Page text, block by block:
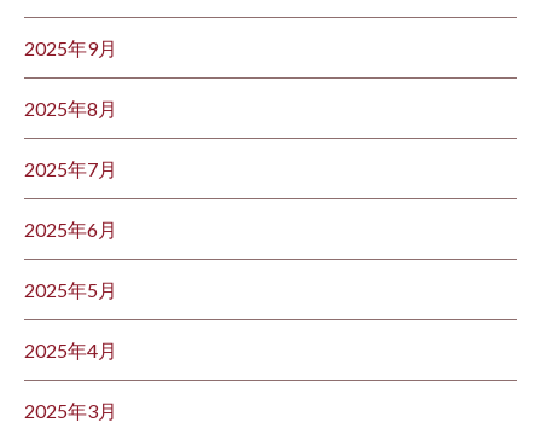
2025年9月
2025年8月
2025年7月
2025年6月
2025年5月
2025年4月
2025年3月